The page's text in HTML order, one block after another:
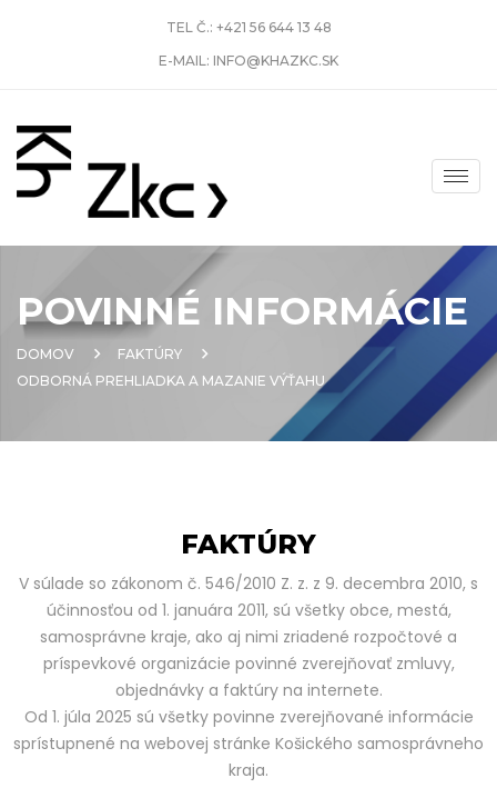
TEL Č.: +421 56 644 13 48
E-MAIL: INFO@KHAZKC.SK
POVINNÉ INFORMÁCIE
DOMOV
FAKTÚRY
ODBORNÁ PREHLIADKA A MAZANIE VÝŤAHU
FAKTÚRY
V súlade so zákonom č. 546/2010 Z. z. z 9. decembra 2010, s
účinnosťou od 1. januára 2011, sú všetky obce, mestá,
samosprávne kraje, ako aj nimi zriadené rozpočtové a
príspevkové organizácie povinné zverejňovať zmluvy,
objednávky a faktúry na internete.
Od 1. júla 2025 sú všetky povinne zverejňované informácie
sprístupnené na webovej stránke Košického samosprávneho
kraja.